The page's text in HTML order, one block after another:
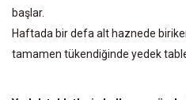
başlar.
Haftada bir defa alt haznede
tamamen tükendiğinde yedek